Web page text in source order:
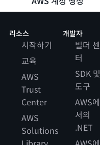
리소스
시작하기
교육
AWS
Trust
Center
AWS
Solutions
개발자
빌더 센
터
SDK 및
도구
AWS에
서의
.NET